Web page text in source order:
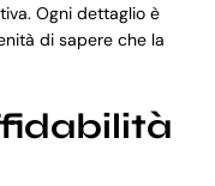
Ogni dettaglio è
di sapere che la